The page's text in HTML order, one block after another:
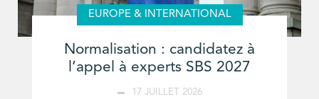
EUROPE & INTERNATIONAL
Normalisation : candidatez à
l’appel à experts SBS 2027
17 JUILLET 2026